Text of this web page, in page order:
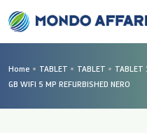
Home TABLET TABLET
TABLET
GB WIFI 5 MP REFURBISHED NERO